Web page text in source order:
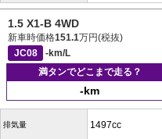
1.5 X1-B 4WD
新車時価格151.1万円(税抜)
JC08
-km/L
満タンでどこまで走る？
-km
排気量 1497cc